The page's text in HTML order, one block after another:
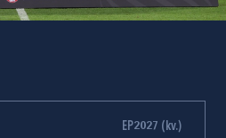
EP2027 (kv.)